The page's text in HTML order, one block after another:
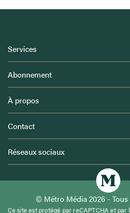
Services
Abonnement
À propos
Contact
Réseaux sociaux
© Métro Média 2026 -
Ce site est protégé par reCAPTCHA et par